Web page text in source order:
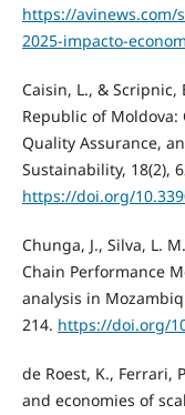
https://avinews.com/
2025-impacto-
Caisin, L., &
Republic of Moldova:
Quality Assurance,
Sustainability, 18(2),
https://doi.org/
Chunga, J., Silva, L.
Chain Performance
analysis in
214. https://doi.org/
de Roest, K., Ferrari,
and economies of